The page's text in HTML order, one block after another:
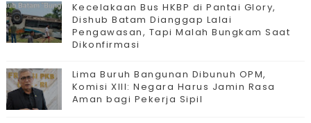
Kecelakaan Bus HKBP di Pantai Glory,
Dishub Batam Dianggap Lalai
Pengawasan, Tapi Malah Bungkam Saat
Dikonfirmasi
Lima Buruh Bangunan Dibunuh OPM,
Komisi XIII: Negara Harus Jamin Rasa
Aman bagi Pekerja Sipil